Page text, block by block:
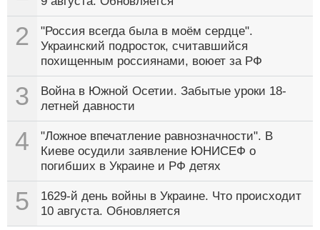
2
"Россия всегда была в моём сердце".
Украинский подросток, считавшийся
похищенным россиянами, воюет за РФ
3
Война в Южной Осетии. Забытые уроки 18-
летней давности
4
"Ложное впечатление равнозначности". В
Киеве осудили заявление ЮНИСЕФ о
погибших в Украине и РФ детях
5
1629-й день войны в Украине. Что происходит
10 августа. Обновляется